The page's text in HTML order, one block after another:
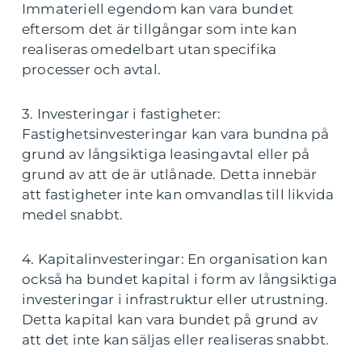
Immateriell egendom kan vara bundet
eftersom det är tillgångar som inte kan
realiseras omedelbart utan specifika
processer och avtal.
3. Investeringar i fastigheter:
Fastighetsinvesteringar kan vara bundna på
grund av långsiktiga leasingavtal eller på
grund av att de är utlånade. Detta innebär
att fastigheter inte kan omvandlas till likvida
medel snabbt.
4. Kapitalinvesteringar: En organisation kan
också ha bundet kapital i form av långsiktiga
investeringar i infrastruktur eller utrustning.
Detta kapital kan vara bundet på grund av
att det inte kan säljas eller realiseras snabbt.